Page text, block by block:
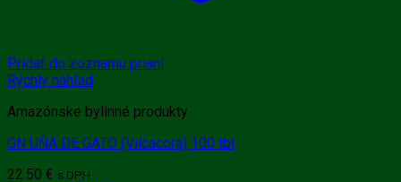
Pridať do zoznamu prianí
Rýchly náhľad
Amazónske bylinné produkty
GN UŇA DE GATO (Vilcacora) 100 tbl
22.50 € s DPH